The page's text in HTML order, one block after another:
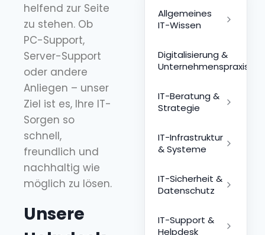
helfend zur Seite
zu stehen. Ob
PC-Support,
Server-Support
oder andere
Anliegen – unser
Ziel ist es, Ihre IT-
Sorgen so
schnell,
freundlich und
nachhaltig wie
möglich zu lösen.
Unsere
Allgemeines
IT-Wissen
Digitalisierung &
Unternehmenspraxis
IT-Beratung &
Strategie
IT-Infrastruktur
& Systeme
IT-Sicherheit &
Datenschutz
IT-Support &
Helpdesk